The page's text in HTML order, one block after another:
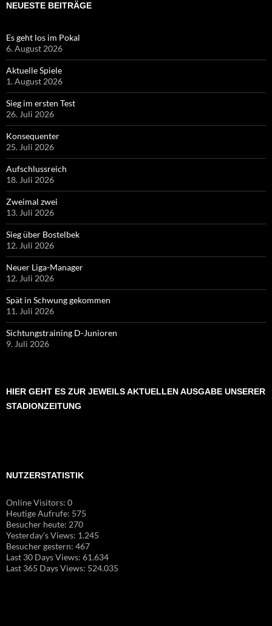
NEUESTE BEITRÄGE
Es geht los im Pokal
6. August 2026
Aktuelle Spiele
1. August 2026
Sieg im ersten Test
26. Juli 2026
Konsequenter
25. Juli 2026
Aufschlussreich
18. Juli 2026
Zweimal zwei
13. Juli 2026
Sieg über Bostelbek
12. Juli 2026
Neuer Liga-Manager
12. Juli 2026
Spät in Schwung gekommen
11. Juli 2026
Sichtungstraining D-Junioren
9. Juli 2026
HIER GEHT ES ZUR JEWEILS AKTUELLEN AUSGABE UNSERER
STADIONZEITUNG
NUTZERSTATISTIK
Online Visitors: 0
Heutige Aufrufe: 575
Besucher heute: 270
Yesterday's Views: 1.245
Besucher gestern: 467
Last 30 Days Views: 61.634
Last 365 Days Views: 524.035